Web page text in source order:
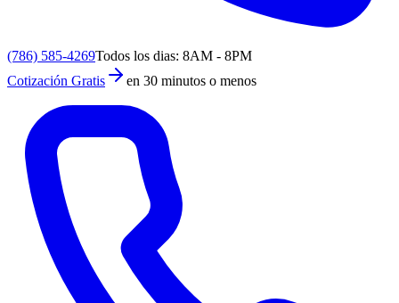
(786) 585-4269Todos los dias: 8AM - 8PM
Cotización Gratis
en 30 minutos o menos